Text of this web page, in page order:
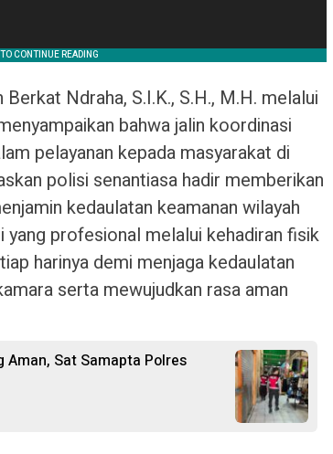
Ndraha, S.I.K., S.H., M.H. melalui
bahwa jalin koordinasi
pelayanan kepada masyarakat di
polisi senantiasa hadir memberikan
kedaulatan keamanan wilayah
profesional melalui kehadiran fisik
harinya demi menjaga kedaulatan
serta mewujudkan rasa aman
Sat Samapta Polres